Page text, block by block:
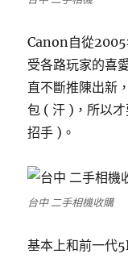
Canon自從2005
受各路玩家的喜
直不斷推陳出新
包 ( 汗 )，所以
招手 )。
台中 二手相機收購
基本上和前一代